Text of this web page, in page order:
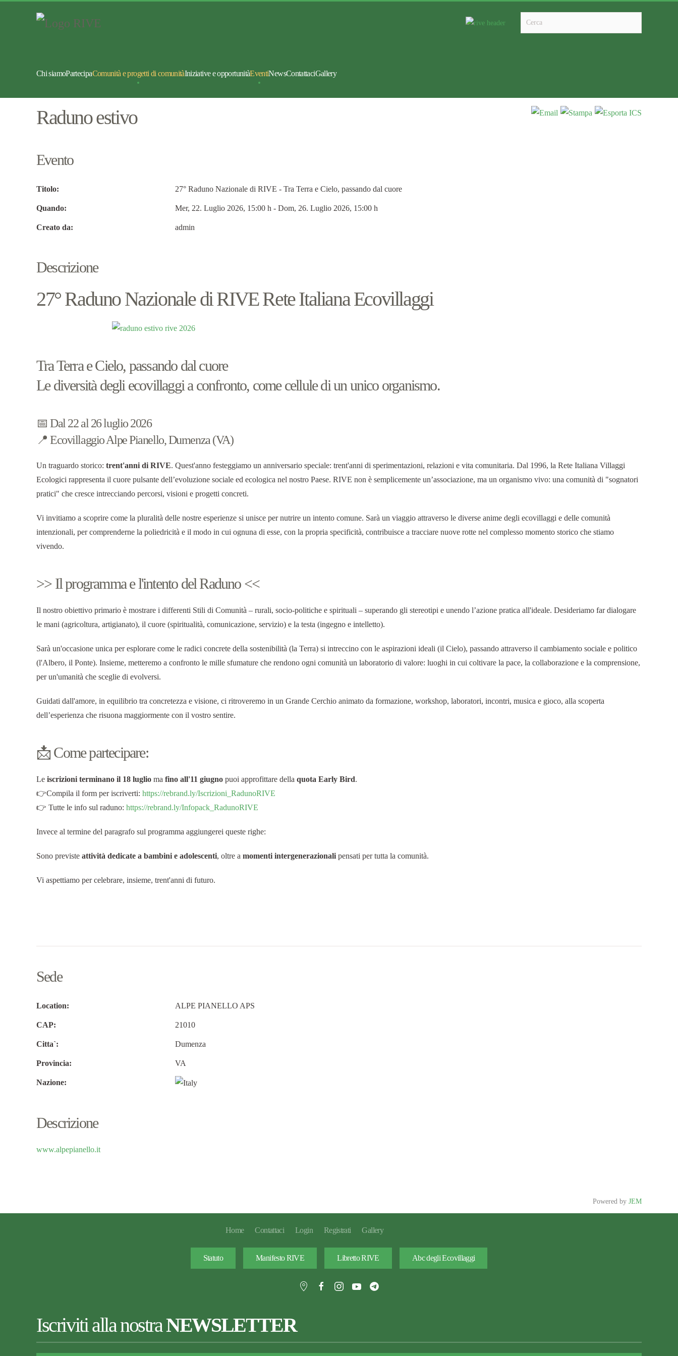
Chi siamoPartecipaComunità e progetti di comunitàIniziative e opportunitàEventiNewsContattaciGallery
Raduno estivo
Evento
Titolo: 27° Raduno Nazionale di RIVE - Tra Terra e Cielo, passando dal cuore
Quando: Mer, 22. Luglio 2026, 15:00 h - Dom, 26. Luglio 2026, 15:00 h
Creato da: admin
Descrizione
27° Raduno Nazionale di RIVE Rete Italiana Ecovillaggi
Tra Terra e Cielo, passando dal cuore
Le diversità degli ecovillaggi a confronto, come cellule di un unico organismo.
📅 Dal 22 al 26 luglio 2026
📍 Ecovillaggio Alpe Pianello, Dumenza (VA)
Un traguardo storico: trent'anni di RIVE. Quest'anno festeggiamo un anniversario speciale: trent'anni di sperimentazioni, relazioni e vita comunitaria. Dal 1996, la Rete Italiana Villaggi
Ecologici rappresenta il cuore pulsante dell’evoluzione sociale ed ecologica nel nostro Paese. RIVE non è semplicemente un’associazione, ma un organismo vivo: una comunità di "sognatori
pratici" che cresce intrecciando percorsi, visioni e progetti concreti.
Vi invitiamo a scoprire come la pluralità delle nostre esperienze si unisce per nutrire un intento comune. Sarà un viaggio attraverso le diverse anime degli ecovillaggi e delle comunità
intenzionali, per comprenderne la poliedricità e il modo in cui ognuna di esse, con la propria specificità, contribuisce a tracciare nuove rotte nel complesso momento storico che stiamo
vivendo.
>> Il programma e l'intento del Raduno <<
Il nostro obiettivo primario è mostrare i differenti Stili di Comunità – rurali, socio-politiche e spirituali – superando gli stereotipi e unendo l’azione pratica all'ideale. Desideriamo far dialogare
le mani (agricoltura, artigianato), il cuore (spiritualità, comunicazione, servizio) e la testa (ingegno e intelletto).
Sarà un'occasione unica per esplorare come le radici concrete della sostenibilità (la Terra) si intreccino con le aspirazioni ideali (il Cielo), passando attraverso il cambiamento sociale e politico
(l'Albero, il Ponte). Insieme, metteremo a confronto le mille sfumature che rendono ogni comunità un laboratorio di valore: luoghi in cui coltivare la pace, la collaborazione e la comprensione,
per un'umanità che sceglie di evolversi.
Guidati dall'amore, in equilibrio tra concretezza e visione, ci ritroveremo in un Grande Cerchio animato da formazione, workshop, laboratori, incontri, musica e gioco, alla scoperta
dell’esperienza che risuona maggiormente con il vostro sentire.
📩 Come partecipare:
Le iscrizioni terminano il 18 luglio ma fino all'11 giugno puoi approfittare della quota Early Bird.
👉Compila il form per iscriverti: https://rebrand.ly/Iscrizioni_RadunoRIVE
👉 Tutte le info sul raduno: https://rebrand.ly/Infopack_RadunoRIVE
Invece al termine del paragrafo sul programma aggiungerei queste righe:
Sono previste attività dedicate a bambini e adolescenti, oltre a momenti intergenerazionali pensati per tutta la comunità.
Vi aspettiamo per celebrare, insieme, trent'anni di futuro.
Sede
Location: ALPE PIANELLO APS
CAP: 21010
Citta`: Dumenza
Provincia: VA
Nazione:
Descrizione
www.alpepianello.it
Powered by JEM
Home Contattaci Login Registrati Gallery
Statuto Manifesto RIVE Libretto RIVE Abc degli Ecovillaggi
Iscriviti alla nostraNEWSLETTER